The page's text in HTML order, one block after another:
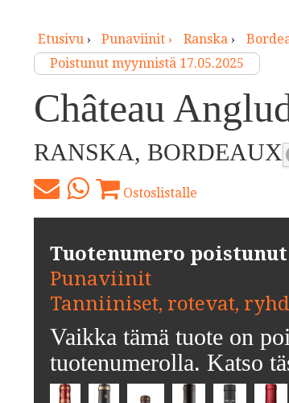
Etusivu› Punaviinit › Ranska›
Poistunut myynnistä 17.05.2025
Château
RANSKA, BORDEAUX
Ostoslistalle
Tuotenumero
Punaviinit
Tanniiniset, rotevat,
Vaikka tämä tuote on
tuotenumerolla. Katso